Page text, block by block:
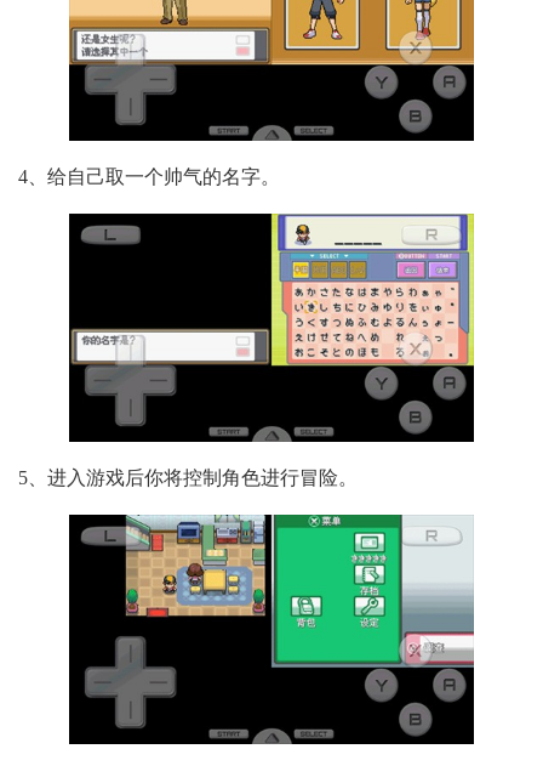
4、给自己取一个帅气的名字。
5、进入游戏后你将控制角色进行冒险。